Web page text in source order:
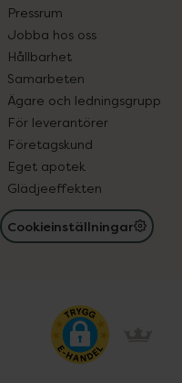
Pressrum
Jobba hos oss
Hållbarhet
Samarbeten
Ägare och ledningsgrupp
För leverantörer
Företagskund
Eget apotek
Glädjeeffekten
Cookieinställningar